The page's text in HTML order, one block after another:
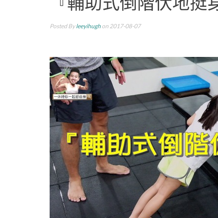
Posted Byleeyihugh on 2017-08-07